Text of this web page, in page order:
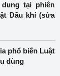
tại phiên
Dầu khí (sửa
phổ biến Luật
dùng